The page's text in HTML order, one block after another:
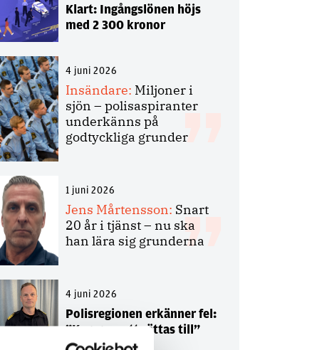
Klart: Ingångslönen höjs
med 2 300 kronor
4 juni 2026
Insändare: Miljoner i
sjön – polisaspiranter
underkänns på
godtyckliga grunder
1 juni 2026
Jens Mårtensson: Snart
20 år i tjänst – nu ska
han lära sig grunderna
4 juni 2026
Polisregionen erkänner fel:
”Kommer att rättas till”